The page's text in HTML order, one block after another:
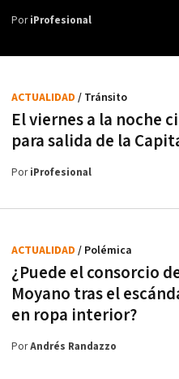
PoriProfesional
El viernes a la noche
para salida de la
ACTUALIDAD / Tránsito
PoriProfesional
¿Puede el consorcio
Moyano tras el
en ropa interior?
ACTUALIDAD / Polémica
PorAndrés Randazzo